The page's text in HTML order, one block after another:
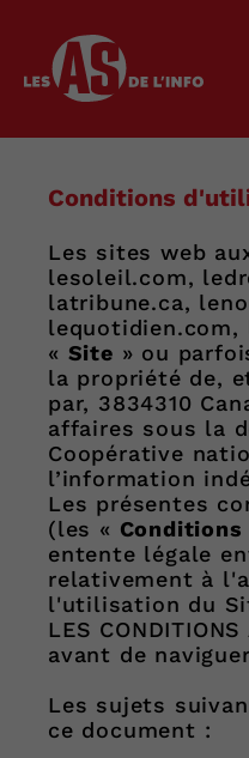
Les as de
Conditions
Les sites web
lesoleil.com,
latribune.ca,
« Site » ou
la propriété de,
par, 3834310
affaires sous la
Coopérative
l’information
Les présentes
(les « Conditions
entente légale
relativement à
l'utilisation du
LES
avant de
Les sujets
ce document :